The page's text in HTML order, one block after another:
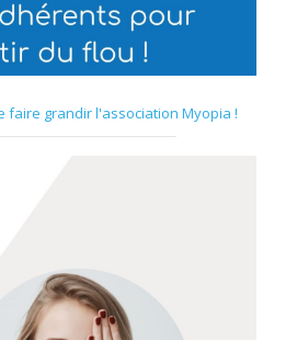
faire grandir l'association Myopia !